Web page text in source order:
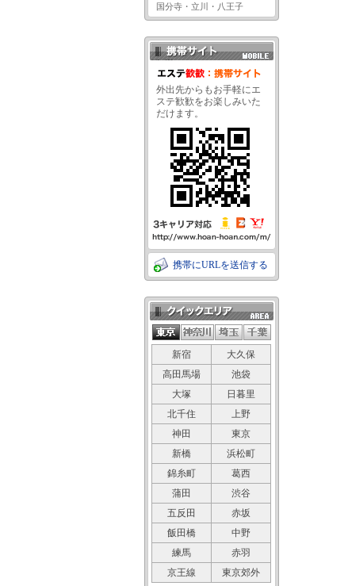
国分寺・立川・八王子
携帯サイト QRコード
外出先からもお手軽にエ
ステ歓歓をお楽しみいた
だけます。
携帯にURLを送信する
クイックエリア
新宿
大久保
高田馬場
池袋
大塚
日暮里
北千住
上野
神田
東京
新橋
浜松町
錦糸町
葛西
蒲田
渋谷
五反田
赤坂
飯田橋
中野
練馬
赤羽
京王線
東京郊外